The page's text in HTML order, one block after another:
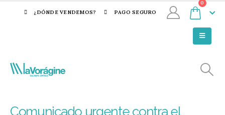
¿DÓNDE VENDEMOS? PAGO SEGURO
0
Comunicado urgente contra el